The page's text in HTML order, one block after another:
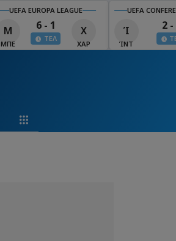
UEFA EUROPA LEAGUE
Μ
ΜΠΕ
6 - 1
ΤΕΛ
Χ
ΧΑΡ
UEFA
Ί
ΊΝΤ
2 -